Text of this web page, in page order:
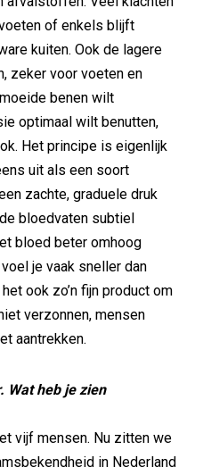
of enkels blijft
kuiten. Ook de lagere
zeker voor voeten en
benen wilt
optimaal wilt benutten,
Het principe is eigenlijk
uit als een soort
zachte, graduele druk
bloedvaten subtiel
bloed beter omhoog
je vaak sneller dan
ook zo’n fijn product om
verzonnen, mensen
aantrekken.
Wat heb je zien
vijf mensen. Nu zitten we
in Nederland